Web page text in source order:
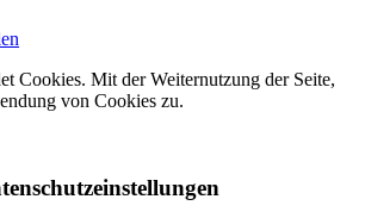
Cookies. Mit der Weiternutzung der Seite,
von Cookies zu.